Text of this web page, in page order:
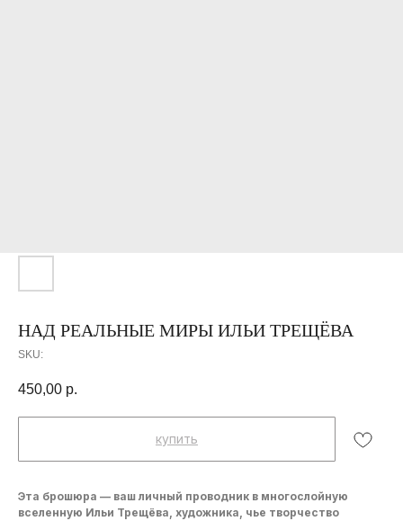
НАД РЕАЛЬНЫЕ МИРЫ ИЛЬИ ТРЕЩЁВА
SKU:
450,00 р.
купить
Эта брошюра — ваш личный проводник в многослойную
вселенную Ильи Трещёва, художника, чье творчество